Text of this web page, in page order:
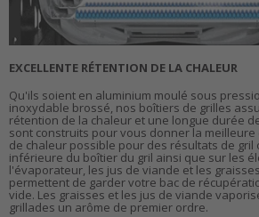
EXCELLENTE RÉTENTION DE LA CHALEUR
Qu'ils soient en aluminium moulé sous
inoxydable brossé, nos boîtiers de grilles
rétention de la chaleur et une longue durée
sont construits pour vous donner la
de chaleur possible pour des résultats de gril
inférieure du boîtier du gril ainsi que sur les
l'évaporateur, les jus de viande et les
permettent de garder votre bac de
vide. Les graisses et les jus de viande
grillades un arôme de premier ordre.